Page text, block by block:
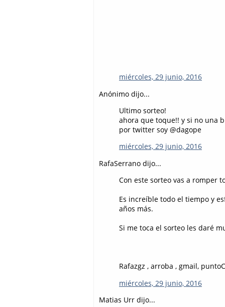
miércoles, 29 junio, 2016
Anónimo dijo...
Ultimo sorteo!
ahora que toque!! y si no una
por twitter soy @dagope
miércoles, 29 junio, 2016
RafaSerrano dijo...
Con este sorteo vas a romper
Es increíble todo el tiempo y
años más.
Si me toca el sorteo les daré
Rafazgz , arroba , gmail,
miércoles, 29 junio, 2016
Matias Urr dijo...